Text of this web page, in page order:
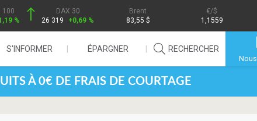
100
%
DAX 30
26 319
+0,69 %
Brent
83,55 $
/$
1,1559
S'INFORMER ÉPARGNER RECHERCHER
À 0€ DE FRAIS DE COURTAGE